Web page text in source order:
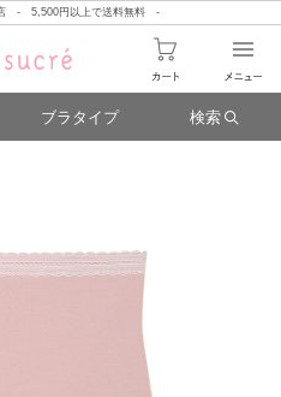
店 - 5,500円以上で送料無料 -
ブラタイプ 検索